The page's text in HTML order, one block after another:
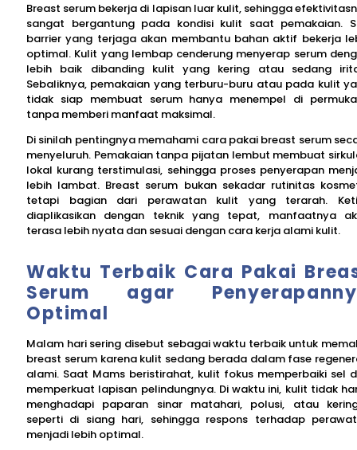
Breast serum bekerja di lapisan luar kulit, sehingga
sangat bergantung pada kondisi kulit saat pemakaian.
barrier yang terjaga akan membantu bahan aktif bekerja
optimal. Kulit yang lembap cenderung menyerap serum
lebih baik dibanding kulit yang kering atau sedang
Sebaliknya, pemakaian yang terburu-buru atau pada kulit
tidak siap membuat serum hanya menempel di
tanpa memberi manfaat maksimal.
Di sinilah pentingnya memahami cara pakai breast serum
menyeluruh. Pemakaian tanpa pijatan lembut membuat
lokal kurang terstimulasi, sehingga proses penyerapan
lebih lambat. Breast serum bukan sekadar rutinitas
tetapi bagian dari perawatan kulit yang terarah.
diaplikasikan dengan teknik yang tepat, manfaatnya
terasa lebih nyata dan sesuai dengan cara kerja alami kulit.
Waktu Terbaik Cara Pakai
Serum agar
Optimal
Malam hari sering disebut sebagai waktu terbaik untuk
breast serum karena kulit sedang berada dalam fase
alami. Saat Mams beristirahat, kulit fokus memperbaiki sel
memperkuat lapisan pelindungnya. Di waktu ini, kulit tidak
menghadapi paparan sinar matahari, polusi, atau
seperti di siang hari, sehingga respons terhadap
menjadi lebih optimal.